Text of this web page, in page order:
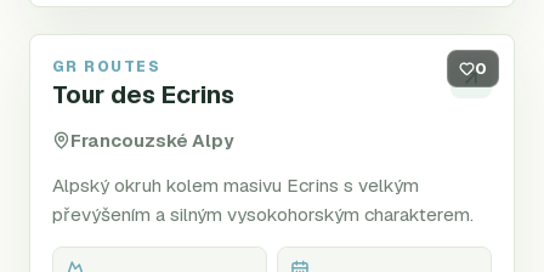
GR54 0
GR ROUTES
Tour des Ecrins
Francouzské Alpy
Alpský okruh kolem masivu Ecrins s velkým
převýšením a silným vysokohorským charakterem.